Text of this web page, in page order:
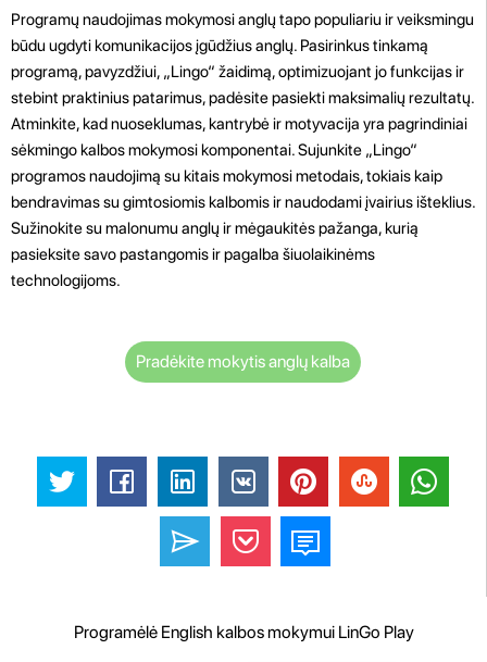
Programų naudojimas mokymosi anglų tapo populiariu ir veiksmingu
būdu ugdyti komunikacijos įgūdžius anglų. Pasirinkus tinkamą
programą, pavyzdžiui, „Lingo“ žaidimą, optimizuojant jo funkcijas ir
stebint praktinius patarimus, padėsite pasiekti maksimalių rezultatų.
Atminkite, kad nuoseklumas, kantrybė ir motyvacija yra pagrindiniai
sėkmingo kalbos mokymosi komponentai. Sujunkite „Lingo“
programos naudojimą su kitais mokymosi metodais, tokiais kaip
bendravimas su gimtosiomis kalbomis ir naudodami įvairius išteklius.
Sužinokite su malonumu anglų ir mėgaukitės pažanga, kurią
pasieksite savo pastangomis ir pagalba šiuolaikinėms
technologijoms.
Pradėkite mokytis anglų kalba
Programėlė English kalbos mokymui LinGo Play